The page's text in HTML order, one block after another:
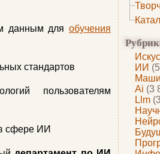
ИИ
Ai (3
Llm
данным для обучения
стандартов
пользователям
сфере ИИ